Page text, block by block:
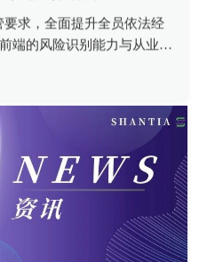
求，全面提升全员依法经
端的风险识别能力与从业人